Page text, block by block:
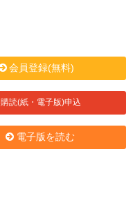
会員登録(無料)
購読(紙・電子版)申込
電子版を読む